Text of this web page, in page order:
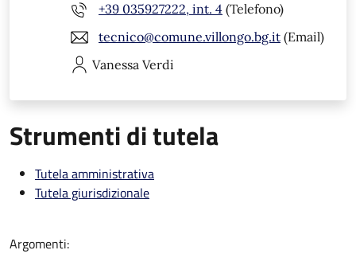
+39 035927222, int. 4 (Telefono)
tecnico@comune.villongo.bg.it (Email)
Vanessa Verdi
Strumenti di tutela
Tutela amministrativa
Tutela giurisdizionale
Argomenti: